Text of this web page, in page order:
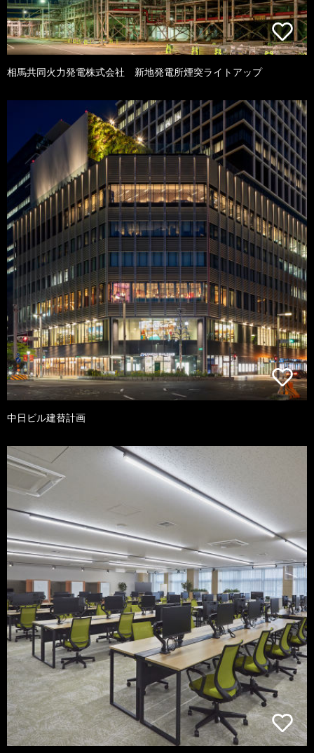
相馬共同火力発電株式会社 新地発電所煙突ライトアップ
中日ビル建替計画